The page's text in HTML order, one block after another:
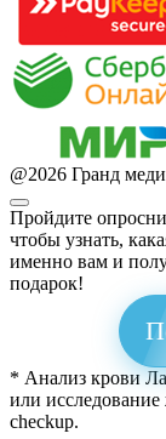
@2026 Гранд
Пройдите
чтобы узнать,
именно вам и
подарок!
* Анализ крови
или
checkup.